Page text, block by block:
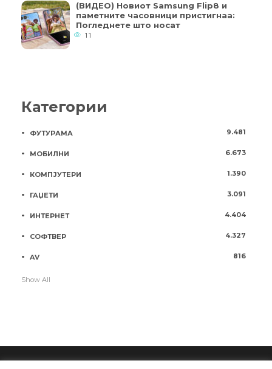
(ВИДЕО) Новиот Samsung Flip8 и
паметните часовници пристигнаа:
Погледнете што носат
11
Категории
ФУТУРАМА 9.481
МОБИЛНИ 6.673
КОМПЈУТЕРИ 1.390
ГАЏЕТИ 3.091
ИНТЕРНЕТ 4.404
СОФТВЕР 4.327
AV 816
Show All